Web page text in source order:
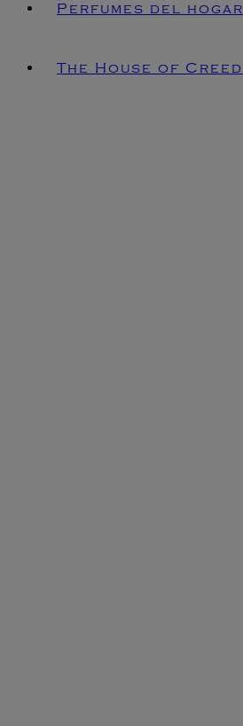
Perfumes del hogar
The House of Creed